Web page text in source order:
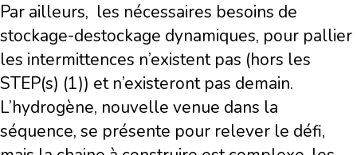
Par ailleurs, les nécessaires besoins de
stockage-destockage dynamiques, pour pallier
les intermittences n’existent pas (hors les
STEP(s) (1)) et n’existeront pas demain.
L’hydrogène, nouvelle venue dans la
séquence, se présente pour relever le défi,